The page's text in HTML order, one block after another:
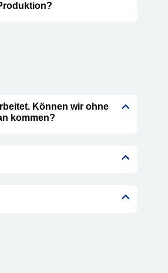
Können wir ohne
kommen?